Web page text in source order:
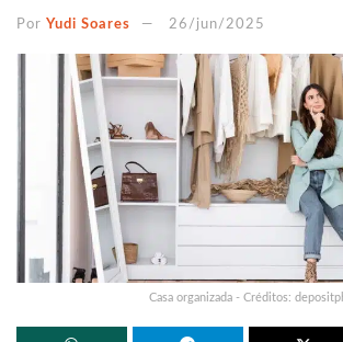
Por Yudi Soares 26/jun/2025
Casa organizada - Créditos: